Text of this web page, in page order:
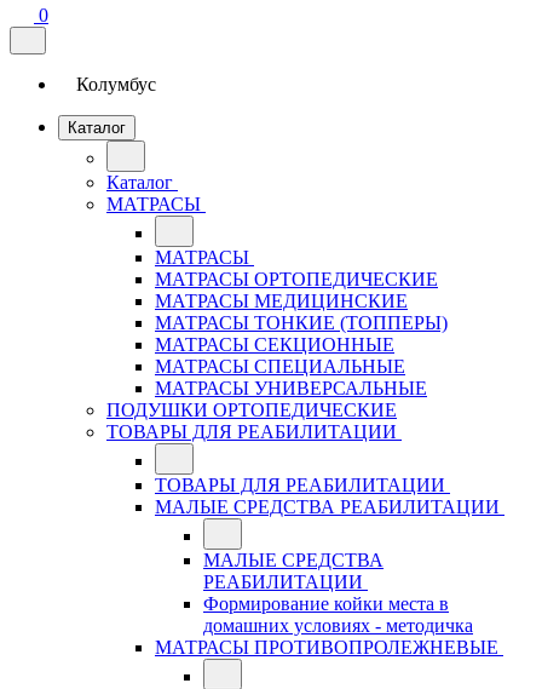
0
Колумбус
Каталог
Каталог
МАТРАСЫ
МАТРАСЫ
МАТРАСЫ ОРТОПЕДИЧЕСКИЕ
МАТРАСЫ МЕДИЦИНСКИЕ
МАТРАСЫ ТОНКИЕ (ТОППЕРЫ)
МАТРАСЫ СЕКЦИОННЫЕ
МАТРАСЫ СПЕЦИАЛЬНЫЕ
МАТРАСЫ УНИВЕРСАЛЬНЫЕ
ПОДУШКИ ОРТОПЕДИЧЕСКИЕ
ТОВАРЫ ДЛЯ РЕАБИЛИТАЦИИ
ТОВАРЫ ДЛЯ РЕАБИЛИТАЦИИ
МАЛЫЕ СРЕДСТВА РЕАБИЛИТАЦИИ
МАЛЫЕ СРЕДСТВА
РЕАБИЛИТАЦИИ
Формирование койки места в
домашних условиях - методичка
МАТРАСЫ ПРОТИВОПРОЛЕЖНЕВЫЕ